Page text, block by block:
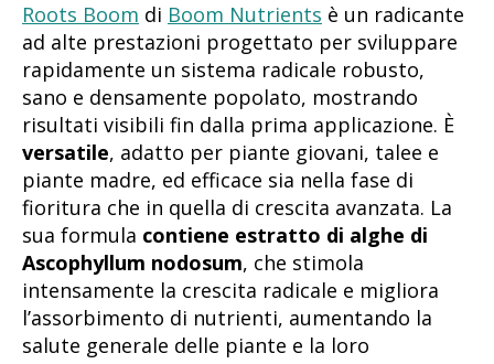
Roots Boom di Boom Nutrients è un radicante
ad alte prestazioni progettato per sviluppare
rapidamente un sistema radicale robusto,
sano e densamente popolato, mostrando
risultati visibili fin dalla prima applicazione. È
versatile, adatto per piante giovani, talee e
piante madre, ed efficace sia nella fase di
fioritura che in quella di crescita avanzata. La
sua formula contiene estratto di alghe di
Ascophyllum nodosum, che stimola
intensamente la crescita radicale e migliora
l’assorbimento di nutrienti, aumentando la
salute generale delle piante e la loro